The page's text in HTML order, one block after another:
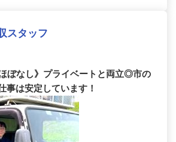
スタッフ
ぼなし》プライベートと両立◎市の
事は安定しています！